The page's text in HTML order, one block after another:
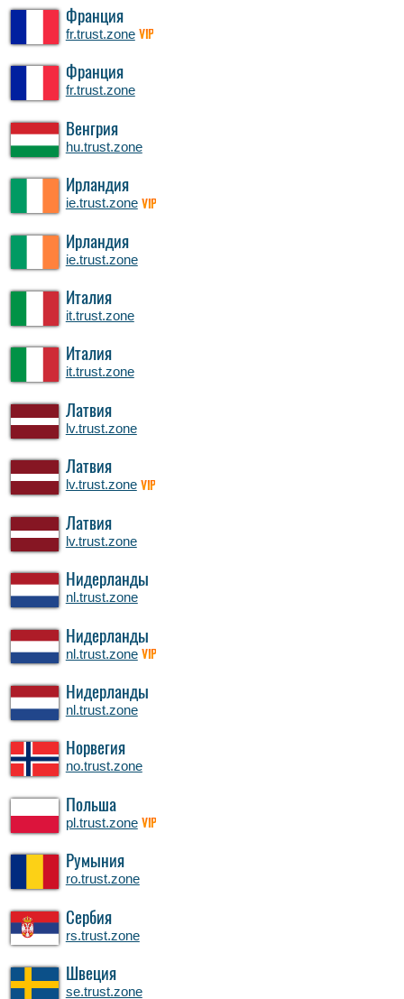
Франция
fr.trust.zone VIP
Франция
fr.trust.zone
Венгрия
hu.trust.zone
Ирландия
ie.trust.zone VIP
Ирландия
ie.trust.zone
Италия
it.trust.zone
Италия
it.trust.zone
Латвия
lv.trust.zone
Латвия
lv.trust.zone VIP
Латвия
lv.trust.zone
Нидерланды
nl.trust.zone
Нидерланды
nl.trust.zone VIP
Нидерланды
nl.trust.zone
Норвегия
no.trust.zone
Польша
pl.trust.zone VIP
Румыния
ro.trust.zone
Сербия
rs.trust.zone
Швеция
se.trust.zone